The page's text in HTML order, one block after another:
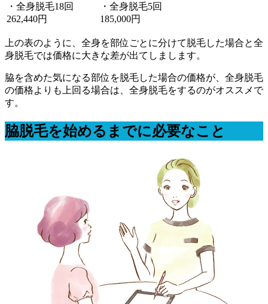
・全身脱毛18回
262,440円
・全身脱毛5回
185,000円
上の表のように、全身を部位ごとに分けて脱毛した場合と全
身脱毛では価格に大きな差が出てしまします。
脇を含めた気になる部位を脱毛した場合の価格が、全身脱毛
の価格よりも上回る場合は、全身脱毛をするのがオススメで
す。
脇脱毛を始めるまでに必要なこと